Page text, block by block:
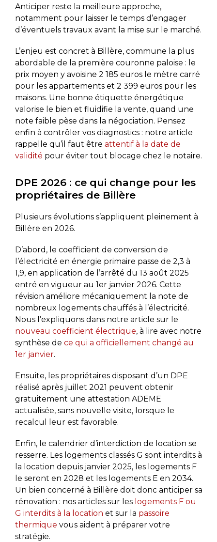
Anticiper reste la meilleure approche,
notamment pour laisser le temps d’engager
d’éventuels travaux avant la mise sur le marché.
L’enjeu est concret à Billère, commune la plus
abordable de la première couronne paloise : le
prix moyen y avoisine 2 185 euros le mètre carré
pour les appartements et 2 399 euros pour les
maisons. Une bonne étiquette énergétique
valorise le bien et fluidifie la vente, quand une
note faible pèse dans la négociation. Pensez
enfin à contrôler vos diagnostics : notre article
rappelle qu’il faut être attentif à la date de
validité pour éviter tout blocage chez le notaire.
DPE 2026 : ce qui change pour les
propriétaires de Billère
Plusieurs évolutions s’appliquent pleinement à
Billère en 2026.
D’abord, le coefficient de conversion de
l’électricité en énergie primaire passe de 2,3 à
1,9, en application de l’arrêté du 13 août 2025
entré en vigueur au 1er janvier 2026. Cette
révision améliore mécaniquement la note de
nombreux logements chauffés à l’électricité.
Nous l’expliquons dans notre article sur le
nouveau coefficient électrique, à lire avec notre
synthèse de ce qui a officiellement changé au
1er janvier.
Ensuite, les propriétaires disposant d’un DPE
réalisé après juillet 2021 peuvent obtenir
gratuitement une attestation ADEME
actualisée, sans nouvelle visite, lorsque le
recalcul leur est favorable.
Enfin, le calendrier d’interdiction de location se
resserre. Les logements classés G sont interdits à
la location depuis janvier 2025, les logements F
le seront en 2028 et les logements E en 2034.
Un bien concerné à Billère doit donc anticiper sa
rénovation : nos articles sur les logements F ou
G interdits à la location et sur la passoire
thermique vous aident à préparer votre
stratégie.